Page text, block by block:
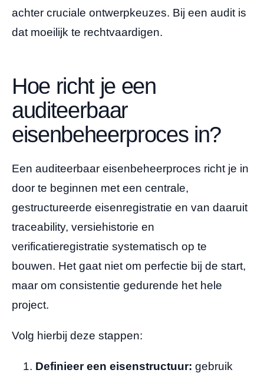
achter cruciale ontwerpkeuzes. Bij een audit is
dat moeilijk te rechtvaardigen.
Hoe richt je een
auditeerbaar
eisenbeheerproces in?
Een auditeerbaar eisenbeheerproces richt je in
door te beginnen met een centrale,
gestructureerde eisenregistratie en van daaruit
traceability, versiehistorie en
verificatieregistratie systematisch op te
bouwen. Het gaat niet om perfectie bij de start,
maar om consistentie gedurende het hele
project.
Volg hierbij deze stappen:
Definieer een eisenstructuur: gebruik